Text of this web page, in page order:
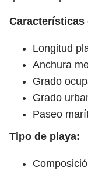
Características
Longitud
Anchura
Grado
Grado
Paseo
Tipo de playa: